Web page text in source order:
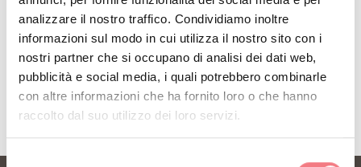
analizzare il nostro traffico. Condividiamo inoltre
informazioni sul modo in cui utilizza il nostro sito con i
nostri partner che si occupano di analisi dei dati web,
pubblicità e social media, i quali potrebbero combinarle
con altre informazioni che ha fornito loro o che hanno
raccolto dal suo utilizzo dei loro servizi.
Selezione
RICHIEDI INFORMAZIONI